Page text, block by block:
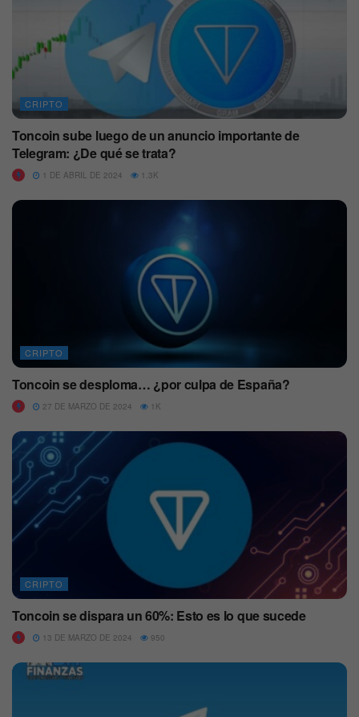
CRIPTO
Toncoin sube luego de un anuncio importante de
Telegram: ¿De qué se trata?
1 DE ABRIL DE 2024 1.3K
CRIPTO
Toncoin se desploma… ¿por culpa de España?
27 DE MARZO DE 2024 1K
CRIPTO
Toncoin se dispara un 60%: Esto es lo que sucede
13 DE MARZO DE 2024 950